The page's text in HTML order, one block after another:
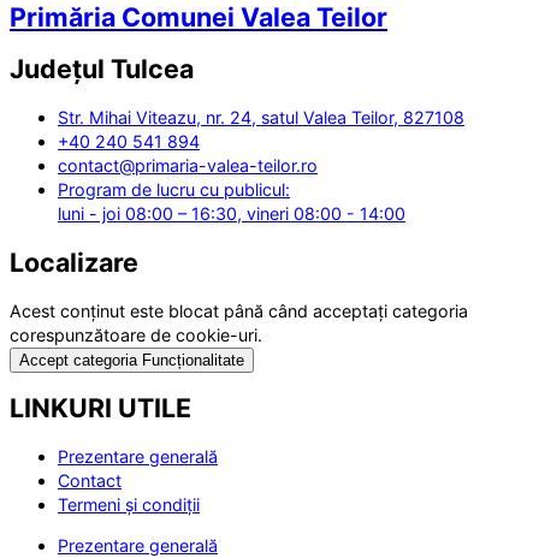
Primăria Comunei Valea Teilor
Județul Tulcea
Str. Mihai Viteazu, nr. 24, satul Valea Teilor, 827108
+40 240 541 894
contact@primaria-valea-teilor.ro
Program de lucru cu publicul:
luni - joi 08:00 – 16:30, vineri 08:00 - 14:00
Localizare
Acest conținut este blocat până când acceptați categoria
corespunzătoare de cookie-uri.
Accept categoria Funcționalitate
LINKURI UTILE
Prezentare generală
Contact
Termeni și condiții
Prezentare generală